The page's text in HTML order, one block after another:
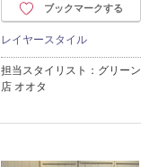
ブックマークする
レイヤースタイル
担当スタイリスト：グリーン
店 オオタ